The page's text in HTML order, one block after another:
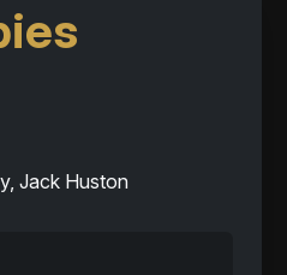
Jack Huston